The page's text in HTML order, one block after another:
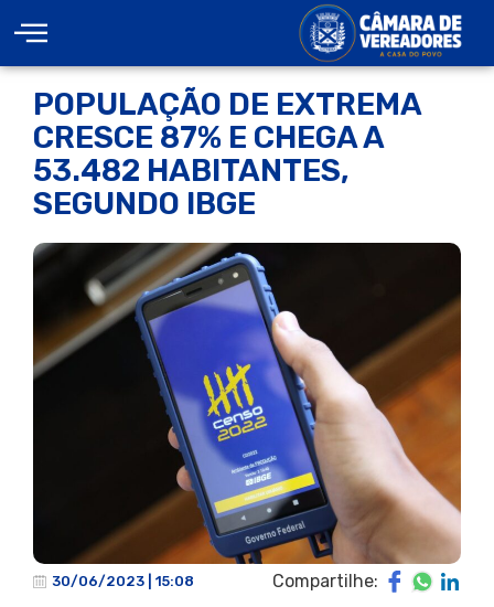
POPULAÇÃO DE EXTREMA
CRESCE 87% E CHEGA A
53.482 HABITANTES,
SEGUNDO IBGE
30/06/2023 | 15:08 Compartilhe: